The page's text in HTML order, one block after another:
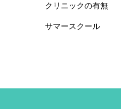
クリニックの有無
サマースクール